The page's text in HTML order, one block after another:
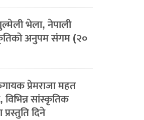
भेला, नेपाली
अनुपम संगम (२०
प्रेमराजा महत
सांस्कृतिक
प्रस्तुति दिने